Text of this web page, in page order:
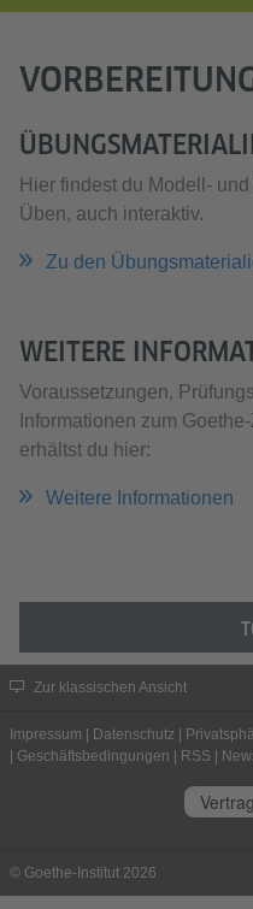
Hier findest du Modell-
Üben, auch interaktiv.
Zu den
WEITERE
Voraussetzungen,
Informationen zum
erhältst du hier:
Weitere Informationen
Zur klassischen Ansicht
Impressum Datenschutz
Geschäftsbedingungen RSS
© Goethe-Institut 2026